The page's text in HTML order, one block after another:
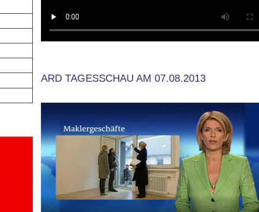
ARD TAGESSCHAU AM 07.08.2013